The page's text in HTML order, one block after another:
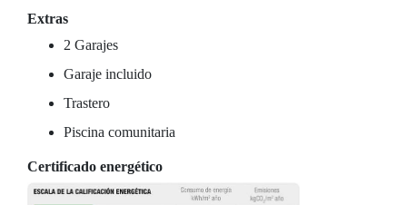
Extras
2 Garajes
Garaje incluido
Trastero
Piscina comunitaria
Certificado energético